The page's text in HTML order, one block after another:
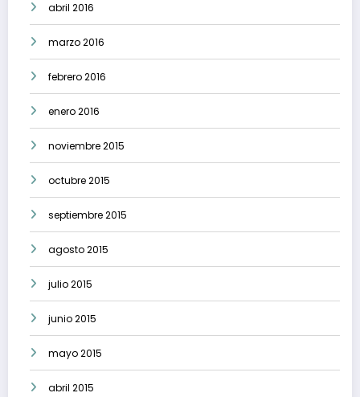
abril 2016
marzo 2016
febrero 2016
enero 2016
noviembre 2015
octubre 2015
septiembre 2015
agosto 2015
julio 2015
junio 2015
mayo 2015
abril 2015